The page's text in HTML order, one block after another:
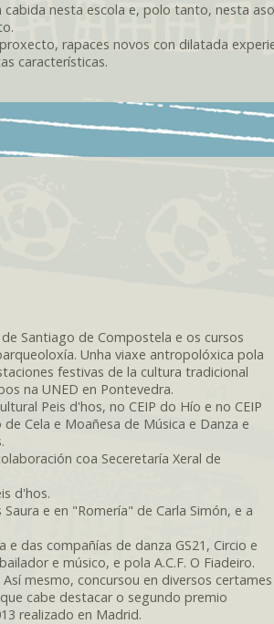
nesta escola e, polo tanto, nesta
rapaces novos con dilatada
características.
Santiago de Compostela e os cursos
Unha viaxe antropolóxica pola
festivas de la cultura tradicional
na UNED en Pontevedra.
Peis d'hos, no CEIP do Hío e no CEIP
Cela e Moañesa de Música e Danza e
coa Seceretaría Xeral de
d'hos.
e en "Romería" de Carla Simón, e a
das compañías de danza GS21, Circio e
e músico, e pola A.C.F. O Fiadeiro.
mesmo, concursou en diversos certames
cabe destacar o segundo premio
realizado en Madrid.